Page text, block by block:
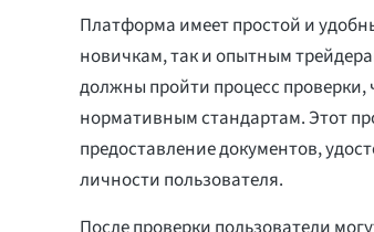
Платформа имеет простой и
новичкам, так и опытным
должны пройти процесс проверки,
нормативным стандартам. Этот
предоставление документов,
личности пользователя.